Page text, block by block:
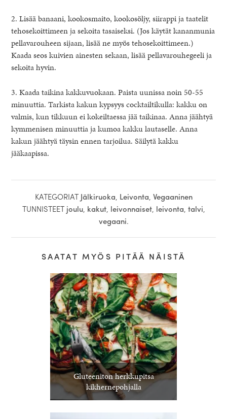
2. Lisää banaani, kookosmaito, kookosöljy, siirappi ja taatelit
tehosekoittimeen ja sekoita tasaiseksi. (Jos käytät kananmunia
pellavarouheen sijaan, lisää ne myös tehosekoittimeen.)
Kaada seos kuivien ainesten sekaan, lisää pellavarouhegeeli ja
sekoita hyvin.
3. Kaada taikina kakkuvuokaan. Paista uunissa noin 50-55
minuuttia. Tarkista kakun kypsyys cocktailtikulla: kakku on
valmis, kun tikkuun ei kokeiltaessa jää taikinaa. Anna jäähtyä
kymmenisen minuuttia ja kumoa kakku lautaselle. Anna
kakun jäähtyä täysin ennen tarjoilua. Säilytä kakku
jääkaapissa.
KATEGORIAT Jälkiruoka, Leivonta, Vegaaninen
TUNNISTEET joulu, kakut, leivonnaiset, leivonta, talvi,
vegaani.
SAATAT MYÖS PITÄÄ NÄISTÄ
Gluteeniton herkkupitsa
kikhernepohjalla